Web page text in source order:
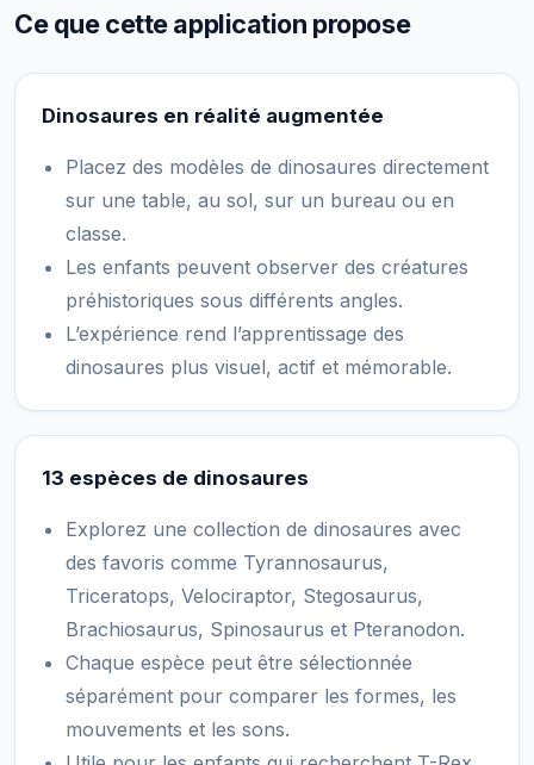
Ce que cette application propose
Dinosaures en réalité augmentée
Placez des modèles de dinosaures directement
sur une table, au sol, sur un bureau ou en
classe.
Les enfants peuvent observer des créatures
préhistoriques sous différents angles.
L’expérience rend l’apprentissage des
dinosaures plus visuel, actif et mémorable.
13 espèces de dinosaures
Explorez une collection de dinosaures avec
des favoris comme Tyrannosaurus,
Triceratops, Velociraptor, Stegosaurus,
Brachiosaurus, Spinosaurus et Pteranodon.
Chaque espèce peut être sélectionnée
séparément pour comparer les formes, les
mouvements et les sons.